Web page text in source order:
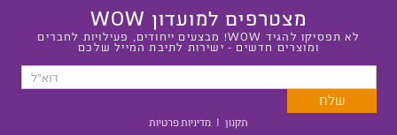
מצטרפים למועדון WOW
לא תפסיקו להגיד WOW! מבצעים ייחודים, פעילויות לחברים
ומוצרים חדשים - ישירות לתיבת המייל שלכם
תקנון | מדיניות פרטיות